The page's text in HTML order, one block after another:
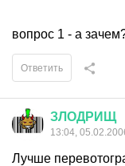
вопрос 1 - а
Ответить
ЗЛОДРИЩ
13:04,
Лучше